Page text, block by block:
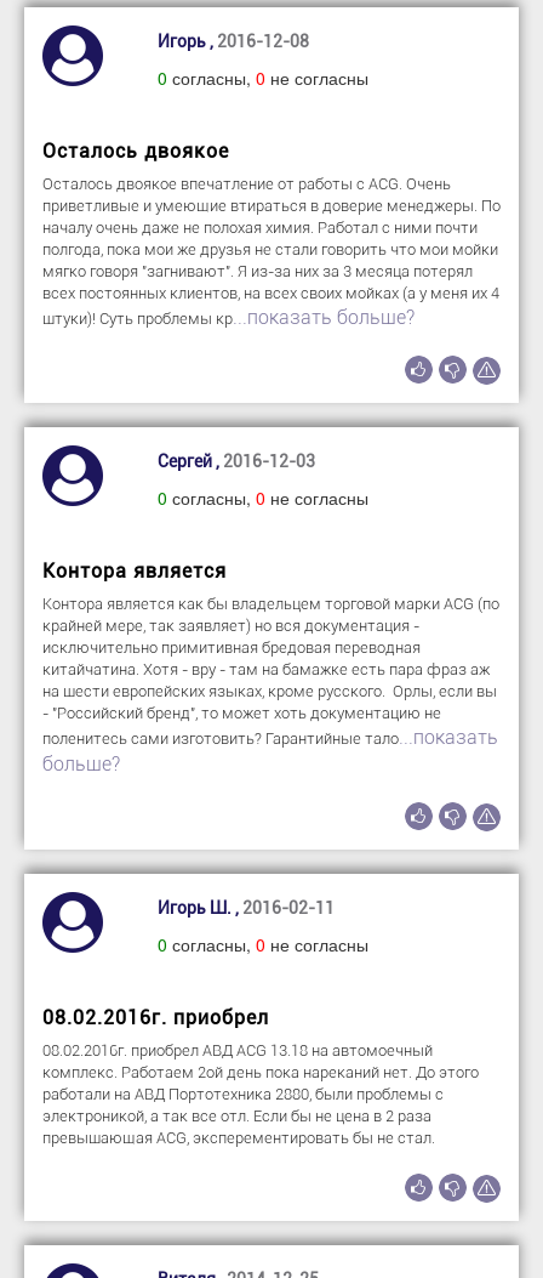
Игорь , 2016-12-08
0 согласны, 0 не согласны
Осталось двоякое
Осталось двоякое впечатление от работы с ACG. Очень
приветливые и умеющие втираться в доверие менеджеры. По
началу очень даже не полохая химия. Работал с ними почти
полгода, пока мои же друзья не стали говорить что мои мойки
мягко говоря "загнивают". Я из-за них за 3 месяца потерял
всех постоянных клиентов, на всех своих мойках (а у меня их 4
штуки)! Суть проблемы кр
...показать больше?
Сергей , 2016-12-03
0 согласны, 0 не согласны
Контора является
Контора является как бы владельцем торговой марки ACG (по
крайней мере, так заявляет) но вся документация -
исключительно примитивная бредовая переводная
китайчатина. Хотя - вру - там на бамажке есть пара фраз аж
на шести европейских языках, кроме русского. Орлы, если вы
- "Российский бренд", то может хоть документацию не
поленитесь сами изготовить? Гарантийные тало...показать
больше?
Игорь Ш. , 2016-02-11
0 согласны, 0 не согласны
08.02.2016г. приобрел
08.02.2016г. приобрел АВД ACG 13.18 на автомоечный
комплекс. Работаем 2ой день пока нареканий нет. До этого
работали на АВД Портотехника 2880, были проблемы с
электроникой, а так все отл. Если бы не цена в 2 раза
превышающая ACG, эксперементировать бы не стал.